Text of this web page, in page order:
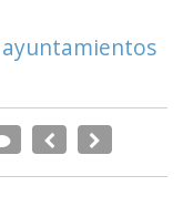
ayuntamientos